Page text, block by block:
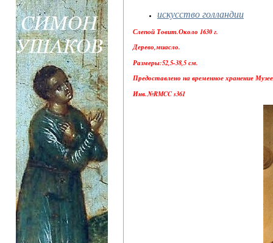
искусство голландии
Слепой Товит.Около 1630 г.
Дерево,миасло.
Размеры:52,5-38,5 см.
Предоставлено на временное хранение
Инв.№RMCC s361